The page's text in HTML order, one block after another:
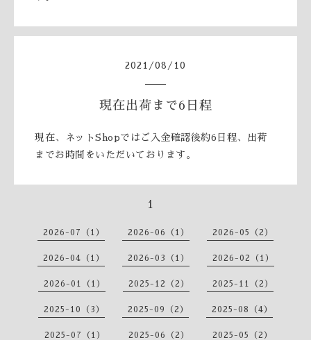
2021 /08 / 10
現在出荷まで6日程
現在、ネットShopではご入金確認後約6日程、出荷
までお時間をいただいております。
1
2026-07（1） 2026-06（1） 2026-05（2）
2026-04（1） 2026-03（1） 2026-02（1）
2026-01（1） 2025-12（2） 2025-11（2）
2025-10（3） 2025-09（2） 2025-08（4）
2025-07（1） 2025-06（2） 2025-05（2）